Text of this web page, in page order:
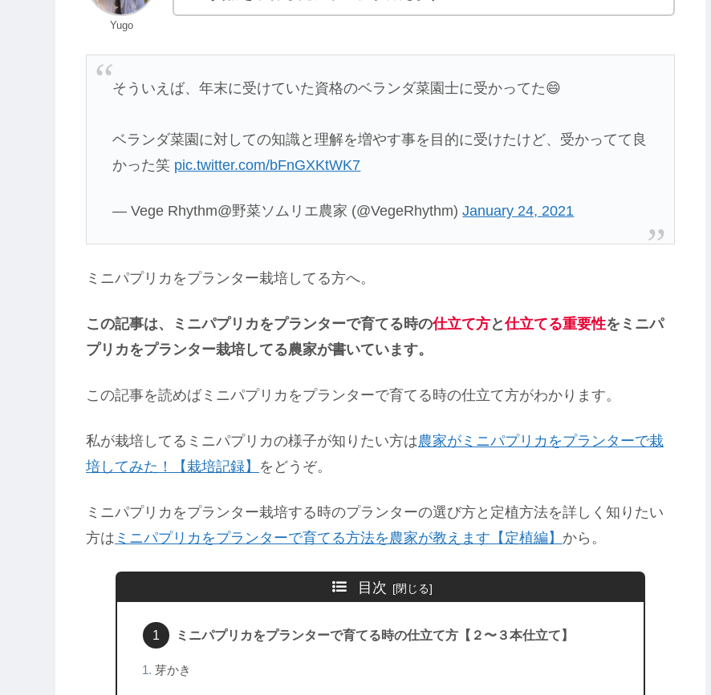
Yugo
そういえば、年末に受けていた資格のベランダ菜園士に受かってた😄
ベランダ菜園に対しての知識と理解を増やす事を目的に受けたけど、受かってて良
かった笑 pic.twitter.com/bFnGXKtWK7
— Vege Rhythm@野菜ソムリエ農家 (@VegeRhythm)January 24, 2021
ミニパプリカをプランター栽培してる方へ。
この記事は、ミニパプリカをプランターで育てる時の仕立て方と仕立てる重要性をミニパ
プリカをプランター栽培してる農家が書いています。
この記事を読めばミニパプリカをプランターで育てる時の仕立て方がわかります。
私が栽培してるミニパプリカの様子が知りたい方は農家がミニパプリカをプランターで栽
培してみた！【栽培記録】 をどうぞ。
ミニパプリカをプランター栽培する時のプランターの選び方と定植方法を詳しく知りたい
方は ミニパプリカをプランターで育てる方法を農家が教えます【定植編】 から。
目次
ミニパプリカをプランターで育てる時の仕立て方【２〜３本仕立て】
芽かき